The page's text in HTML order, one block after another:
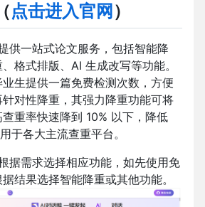
（点击进入官网 ）
提供一站式论文服务，包括智能降
格式排版、AI 生成改写等功能。
生提供一篇免费检测次数，方便
针对性降重，其强力降重功能可将
重率快速降到 10% 以下，降低
于各大主流查重平台。
据需求选择相应功能，如先使用免
结果选择智能降重或其他功能。